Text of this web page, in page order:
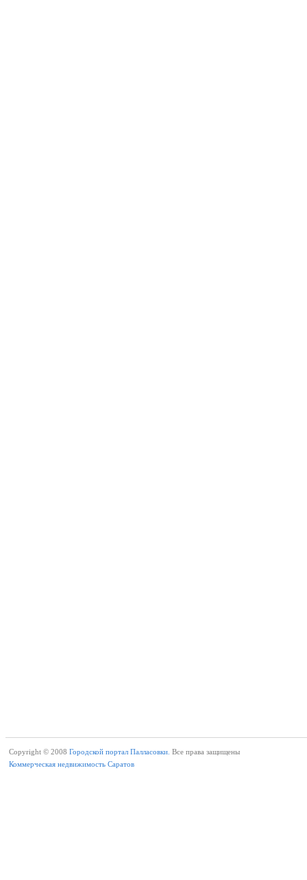
Copyright © 2008 Городской портал Палласовки. Все права защищены
Коммерческая недвижимость Саратов